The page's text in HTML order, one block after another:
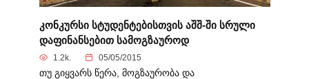
კონკურსი სტუდენტებისთვის აშშ-ში სრული
დაფინანსებით სამოგზაუროდ
1.2k. 05/05/2015
თუ გიყვარს წერა, მოგზაურობა და